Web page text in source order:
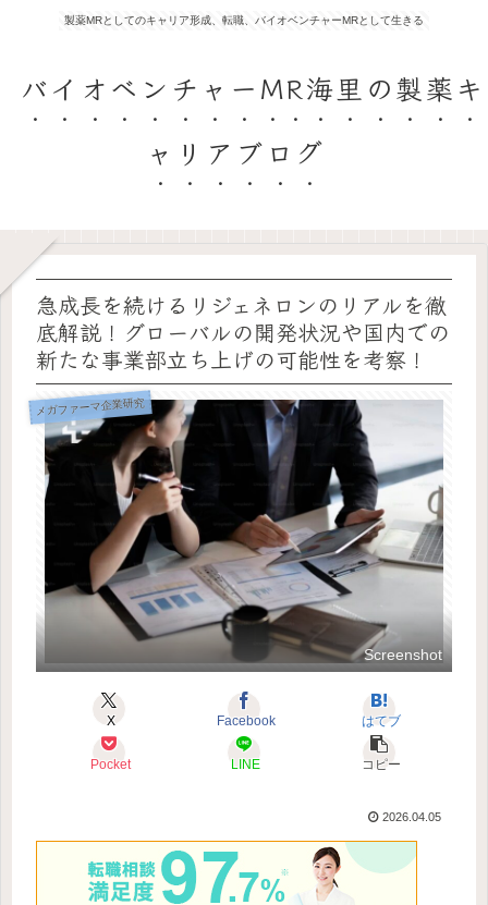
製薬MRとしてのキャリア形成、転職、バイオベンチャーMRとして生きる
バイオベンチャーMR海里の製薬キ
ャリアブログ
急成長を続けるリジェネロンのリアルを徹
底解説！グローバルの開発状況や国内での
新たな事業部立ち上げの可能性を考察！
メガファーマ企業研究
Screenshot
X Facebook はてブ
Pocket LINE コピー
2026.04.05